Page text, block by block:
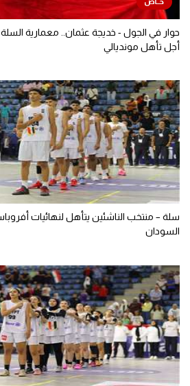
حوار في الجول - خديجة عثمان.. معمارية
أجل تأهل مونديالي
سلة – منتخب الناشئين يتأهل لنهائيات
السودان